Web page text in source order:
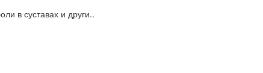
в суставах и други..